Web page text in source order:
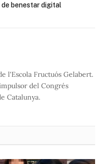
de benestar digital
l'Escola Fructuós Gelabert.
del Congrés
Catalunya.